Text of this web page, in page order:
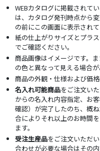
WEBカタログに掲載されて
は、カタログ発刊時点から
の前にこの画面に表示され
紙の仕上がりサイズとプラ
でご確認ください。
商品画像はイメージです。
の色と異なって見える場合が
商品の外観・仕様および価
名入れ可能商品をご注文い
からの名入れ内容指定、お
確認）が完了したのち、概
合によりそれ以上のお時間
ます。
受注生産品をご注文いただ
合わせが必要な場合はその